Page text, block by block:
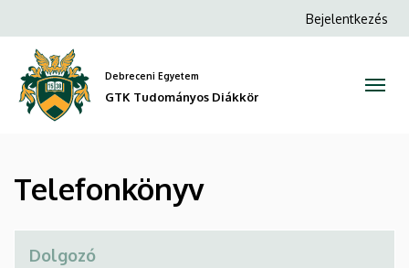
GTK
Tudományos
Diákkör
a
tartalomra
Anonim
Bejelentkezés
Debreceni Egyetem
GTK Tudományos Diákkör
Telefonkönyv